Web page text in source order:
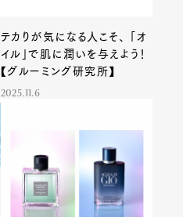
テカりが気になる人こそ、 「オ
イル」で肌に潤いを与えよう！
【グルーミング研究所】
2025.11.6